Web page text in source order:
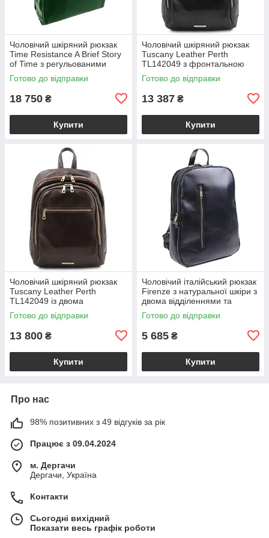
Чоловічий шкіряний рюкзак
Time Resistance A Brief Story
of Time з регульованими
лямками, зелений
BS5216601
Готово до відправки
18 750 ₴
Купити
Чоловічий шкіряний рюкзак
Tuscany Leather Perth
TL142049 з фронтальною
кишенею на блискавці,
чорний BS2049_1_2
Готово до відправки
13 387 ₴
Купити
Чоловічий шкіряний рюкзак
Tuscany Leather Perth
TL142049 із двома
відділеннями на блискавці,
темно-коричневий
Готово до відправки
13 800 ₴
Купити
Чоловічий італійський рюкзак
Firenze з натуральної шкіри з
двома відділеннями та
фронтальною кишенею,
чорний VL2220-05-31
Готово до відправки
5 685 ₴
Купити
Про нас
98% позитивних з 49 відгуків за рік
Працює з 09.04.2024
м. Дергачи
Дергачи, Україна
Контакти
Сьогодні вихідний
Показати весь графік роботи